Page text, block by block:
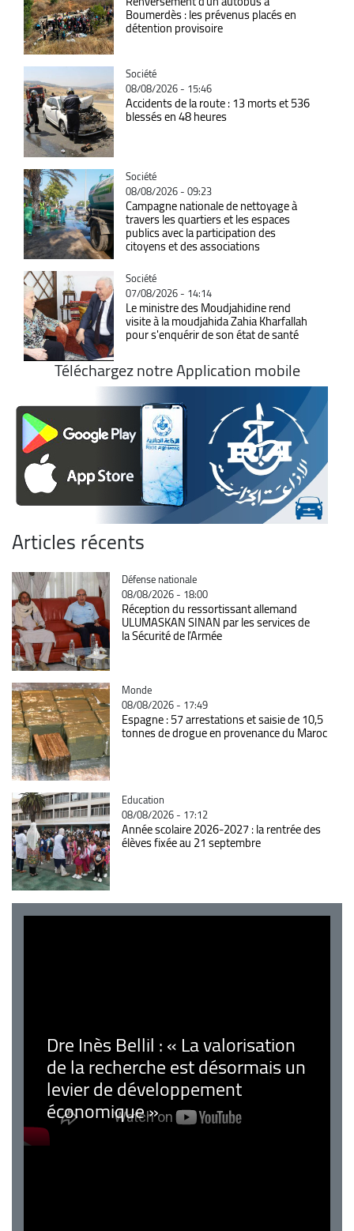
Boumerdès : les prévenus placés en
détention provisoire
Catégorie
Société
08/08/2026 - 15:46
Accidents de la route : 13 morts et 536
blessés en 48 heures
Catégorie
Société
08/08/2026 - 09:23
Campagne nationale de nettoyage à
travers les quartiers et les espaces
publics avec la participation des
citoyens et des associations
Catégorie
Société
07/08/2026 - 14:14
Le ministre des Moudjahidine rend
visite à la moudjahida Zahia Kharfallah
pour s'enquérir de son état de santé
Téléchargez notre Application mobile
Articles récents
Catégorie
Défense nationale
08/08/2026 - 18:00
Réception du ressortissant allemand
ULUMASKAN SINAN par les services de
la Sécurité de l’Armée
Catégorie
Monde
08/08/2026 - 17:49
Espagne : 57 arrestations et saisie de 10,5
tonnes de drogue en provenance du Maroc
Catégorie
Education
08/08/2026 - 17:12
Année scolaire 2026-2027 : la rentrée des
élèves fixée au 21 septembre
Dre Inès Bellil : « La valorisation
de la recherche est désormais un
levier de développement
économique »